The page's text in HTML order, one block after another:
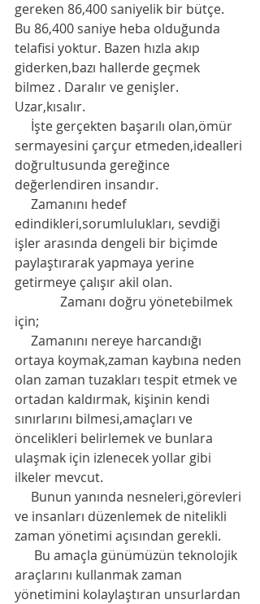
gereken 86,400 saniyelik bir bütçe.
Bu 86,400 saniye heba olduğunda
telafisi yoktur. Bazen hızla akıp
giderken,bazı hallerde geçmek
bilmez . Daralır ve genişler.
Uzar,kısalır.
sermayesini çarçur etmeden,idealleri
doğrultusunda gereğince
değerlendiren insandır.
edindikleri,sorumlulukları, sevdiği
işler arasında dengeli bir biçimde
paylaştırarak yapmaya yerine
getirmeye çalışır akil olan.
için;
ortaya koymak,zaman kaybına neden
olan zaman tuzakları tespit etmek ve
ortadan kaldırmak, kişinin kendi
sınırlarını bilmesi,amaçları ve
öncelikleri belirlemek ve bunlara
ulaşmak için izlenecek yollar gibi
ilkeler mevcut.
ve insanları düzenlemek de nitelikli
zaman yönetimi açısından gerekli.
araçlarını kullanmak zaman
yönetimini kolaylaştıran unsurlardan